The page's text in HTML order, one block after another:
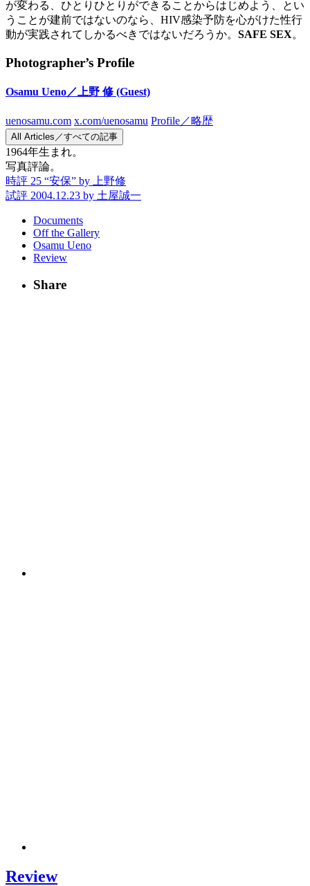
が変わる、ひとりひとりができることからはじめよう、とい
うことが建前ではないのなら、HIV感染予防を心がけた性行
動が実践されてしかるべきではないだろうか。 SAFE SEX。
Photographer’s Profile
Osamu Ueno／上野 修 (Guest)
uenosamu.com x.com/uenosamu Profile／略歴
All Articles／すべての記事
1964年生まれ。
写真評論。
時評 25 “安保” by 上野修
試評 2004.12.23 by 土屋誠一
Documents
Off the Gallery
Osamu Ueno
Review
Share
Review